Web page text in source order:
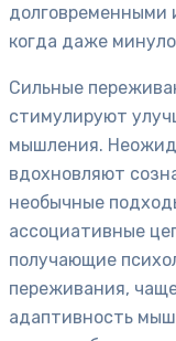
долговременными
когда даже
Сильные
стимулируют
мышления.
вдохновляют
необычные
ассоциативные
получающие
переживания,
адаптивность